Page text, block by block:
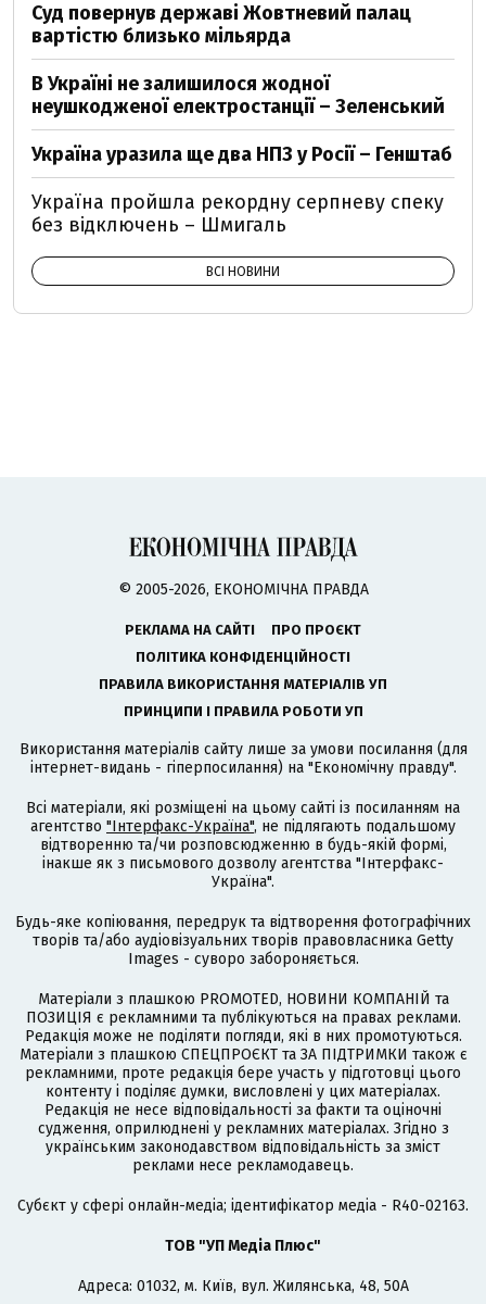
Суд повернув державі Жовтневий палац
вартістю близько мільярда
В Україні не залишилося жодної
неушкодженої електростанції – Зеленський
Україна уразила ще два НПЗ у Росії – Генштаб
Україна пройшла рекордну серпневу спеку
без відключень – Шмигаль
ВСІ НОВИНИ
© 2005-2026, ЕКОНОМІЧНА ПРАВДА
РЕКЛАМА НА САЙТІ
ПРО ПРОЄКТ
ПОЛІТИКА КОНФІДЕНЦІЙНОСТІ
ПРАВИЛА ВИКОРИСТАННЯ МАТЕРІАЛІВ УП
ПРИНЦИПИ І ПРАВИЛА РОБОТИ УП
Використання матеріалів сайту лише за умови посилання (для
інтернет-видань - гіперпосилання) на "Економічну правду".
Всі матеріали, які розміщені на цьому сайті із посиланням на
агентство "Інтерфакс-Україна", не підлягають подальшому
відтворенню та/чи розповсюдженню в будь-якій формі,
інакше як з письмового дозволу агентства "Інтерфакс-
Україна".
Будь-яке копіювання, передрук та відтворення фотографічних
творів та/або аудіовізуальних творів правовласника Getty
Images - суворо забороняється.
Матеріали з плашкою PROMOTED, НОВИНИ КОМПАНІЙ та
ПОЗИЦІЯ є рекламними та публікуються на правах реклами.
Редакція може не поділяти погляди, які в них промотуються.
Матеріали з плашкою СПЕЦПРОЄКТ та ЗА ПІДТРИМКИ також є
рекламними, проте редакція бере участь у підготовці цього
контенту і поділяє думки, висловлені у цих матеріалах.
Редакція не несе відповідальності за факти та оціночні
судження, оприлюднені у рекламних матеріалах. Згідно з
українським законодавством відповідальність за зміст
реклами несе рекламодавець.
Cубєкт у сфері онлайн-медіа; ідентифікатор медіа - R40-02163.
ТОВ "УП Медіа Плюс"
Адреса: 01032, м. Київ, вул. Жилянська, 48, 50А